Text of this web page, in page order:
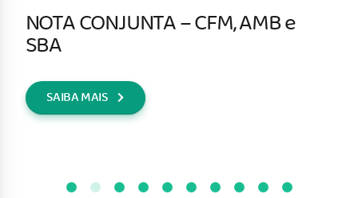
NOTA CONJUNTA – CFM, AMB e
SBA
SAIBA MAIS